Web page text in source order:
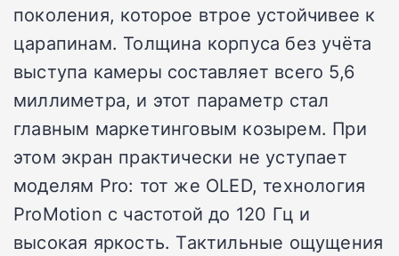
поколения, которое втрое устойчивее к
царапинам. Толщина корпуса без учёта
выступа камеры составляет всего 5,6
миллиметра, и этот параметр стал
главным маркетинговым козырем. При
этом экран практически не уступает
моделям Pro: тот же OLED, технология
ProMotion с частотой до 120 Гц и
высокая яркость. Тактильные ощущения